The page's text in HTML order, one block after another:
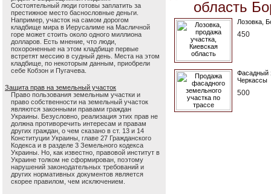
Состоятельный люди готовы заплатить за
престижное место баснословные деньги.
Например, участок на самом дорогом
кладбище мира в Иерусалиме на Масличной
горе может стоить около одного миллиона
долларов. Есть мнение, что люди,
похороненные на этом кладбище первые
встретят мессию в судный день. Места на этом
кладбище, по некоторым данным, приобрели
себе Кобзон и Пугачева.
Защита прав на земельный участок
Право пользования земельным участки и
право собственности на земельный участок
являются законными правами граждан
Украины. Безусловно, реализация этих прав не
должна противоречить интересам и правам
других граждан, о чем сказано в ст. 13 и 14
Конституции Украины, главе 27 Гражданского
Кодекса и в разделе 3 Земельного кодекса
Украины. Но, как известно, правовой институт в
Украине толком не сформирован, поэтому
нарушений законодательных требований и
других нормативных документов является
скорее правилом, чем исключением.
область
Лозовка,
450
Фасадный
Черкассы
500